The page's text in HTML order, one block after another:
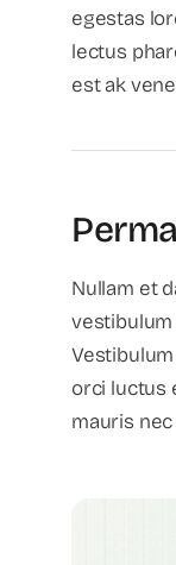
egestas
lectus
est ak
Nullam et
orci luctus
mauris